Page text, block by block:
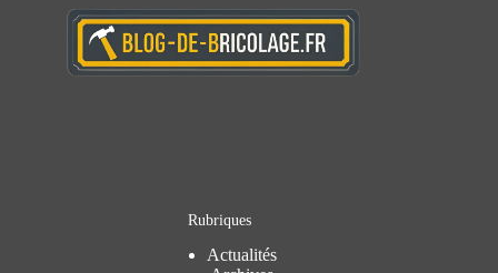
Rubriques
Actualités